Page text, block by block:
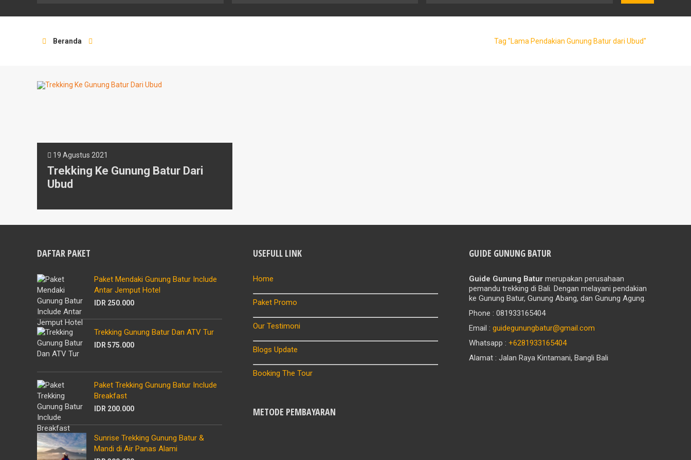
Beranda Tag "Lama Pendakian Gunung Batur dari Ubud"
19 Agustus 2021
Trekking Ke Gunung Batur Dari
Ubud
DAFTAR PAKET
Paket Mendaki Gunung Batur Include
Antar Jemput Hotel
IDR 250.000
Trekking Gunung Batur Dan ATV Tur
IDR 575.000
Paket Trekking Gunung Batur Include
Breakfast
IDR 200.000
Sunrise Trekking Gunung Batur &
Mandi di Air Panas Alami
USEFULL LINK
Home
Paket Promo
Our Testimoni
Blogs Update
Booking The Tour
METODE PEMBAYARAN
GUIDE GUNUNG BATUR
Guide Gunung Baturmerupakan perusahaan
pemandu trekking di Bali. Dengan melayani pendakian
ke Gunung Batur, Gunung Abang, dan Gunung Agung.
Phone : 081933165404
Email : guidegunungbatur@gmail.com
Whatsapp : +6281933165404
Alamat : Jalan Raya Kintamani, Bangli Bali